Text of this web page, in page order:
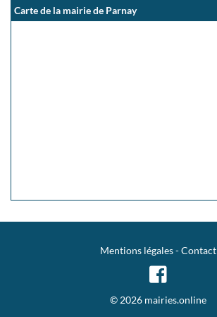
Carte de la mairie de Parnay
Mentions légales-Contact
© 2026 mairies.online